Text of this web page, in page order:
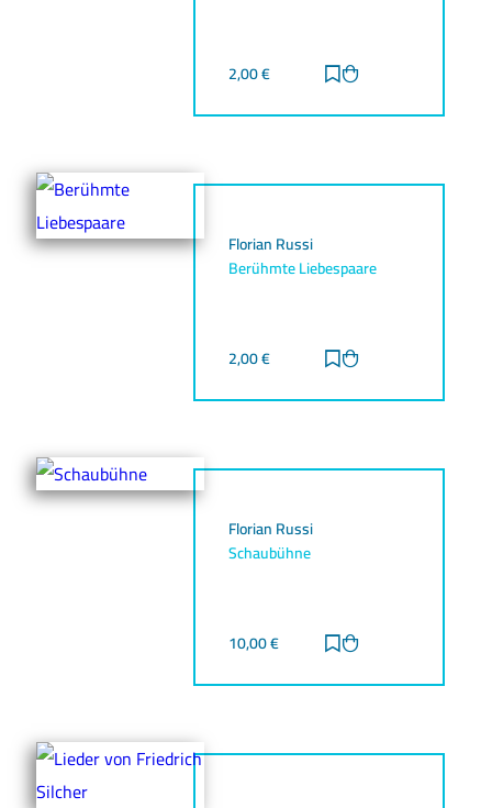
2,00€ Zur Merkliste
Florian Russi
Berühmte Liebespaare
2,00€ Zur Merkliste
Florian Russi
Schaubühne
10,00€ Zur Merkliste